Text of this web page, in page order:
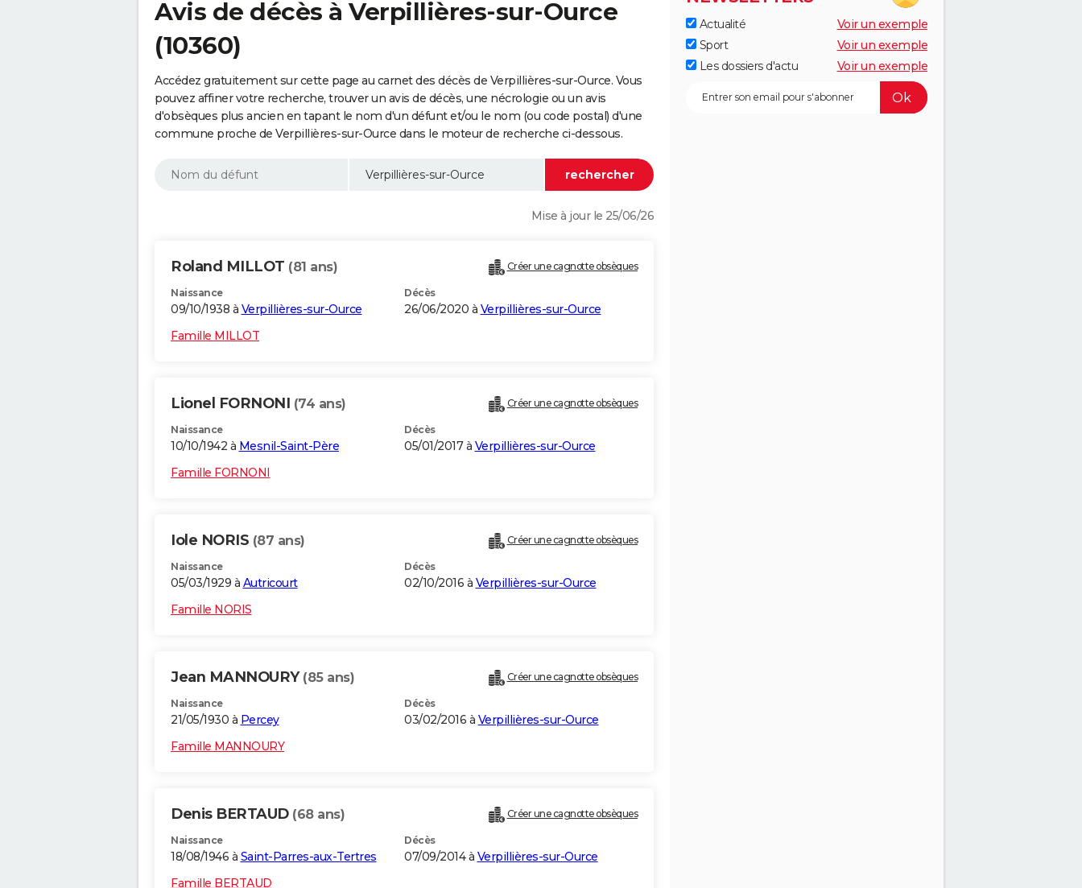
Avis de décès à Verpillières-sur-Ource
(10360)
Accédez gratuitement sur cette page au carnet des décès de Verpillières-sur-Ource. Vous
pouvez affiner votre recherche, trouver un avis de décès, une nécrologie ou un avis
d'obsèques plus ancien en tapant le nom d'un défunt et/ou le nom (ou code postal) d'une
commune proche de Verpillières-sur-Ource dans le moteur de recherche ci-dessous.
Mise à jour le 25/06/26
Roland MILLOT (81 ans) Créer une cagnotte obsèques
Naissance
09/10/1938 à Verpillières-sur-Ource
Décès
26/06/2020 à Verpillières-sur-Ource
Famille MILLOT
Lionel FORNONI (74 ans) Créer une cagnotte obsèques
Naissance
10/10/1942 à Mesnil-Saint-Père
Décès
05/01/2017 à Verpillières-sur-Ource
Famille FORNONI
Iole NORIS (87 ans) Créer une cagnotte obsèques
Naissance
05/03/1929 à Autricourt
Décès
02/10/2016 à Verpillières-sur-Ource
Famille NORIS
Jean MANNOURY (85 ans) Créer une cagnotte obsèques
Naissance
21/05/1930 à Percey
Décès
03/02/2016 à Verpillières-sur-Ource
Famille MANNOURY
Denis BERTAUD (68 ans) Créer une cagnotte obsèques
Naissance
18/08/1946 à Saint-Parres-aux-Tertres
Décès
07/09/2014 à Verpillières-sur-Ource
Famille BERTAUD
Actualité
Voir un exemple
Sport
Voir un exemple
Les dossiers d'actu
Voir un exemple